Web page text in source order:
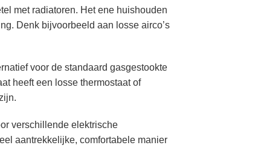
met radiatoren. Het ene huishouden
Denk bijvoorbeeld aan losse airco’s
voor de standaard gasgestookte
heeft een losse thermostaat of
verschillende elektrische
aantrekkelijke, comfortabele manier